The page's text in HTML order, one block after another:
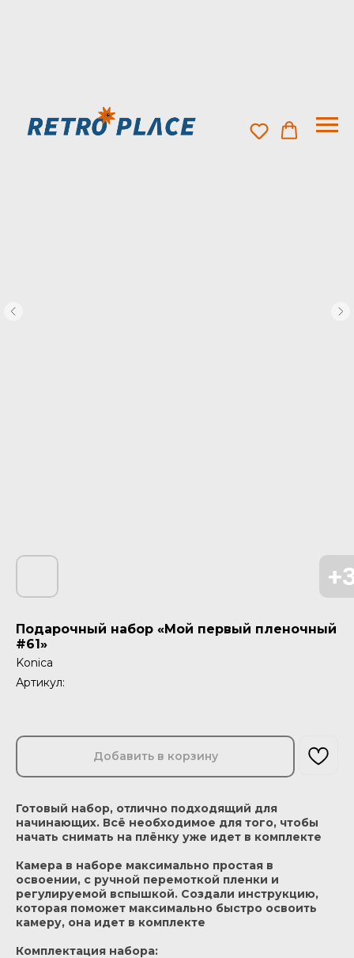
Подарочный набор «Мой первый пленочный
#61»
Konica
Артикул:
Добавить в корзину
Готовый набор, отлично подходящий для
начинающих. Всё необходимое для того, чтобы
начать снимать на плёнку уже идет в комплекте
Камера в наборе максимально простая в
освоении, с ручной перемоткой пленки и
регулируемой вспышкой. Создали инструкцию,
которая поможет максимально быстро освоить
камеру, она идет в комплекте
Комплектация набора: